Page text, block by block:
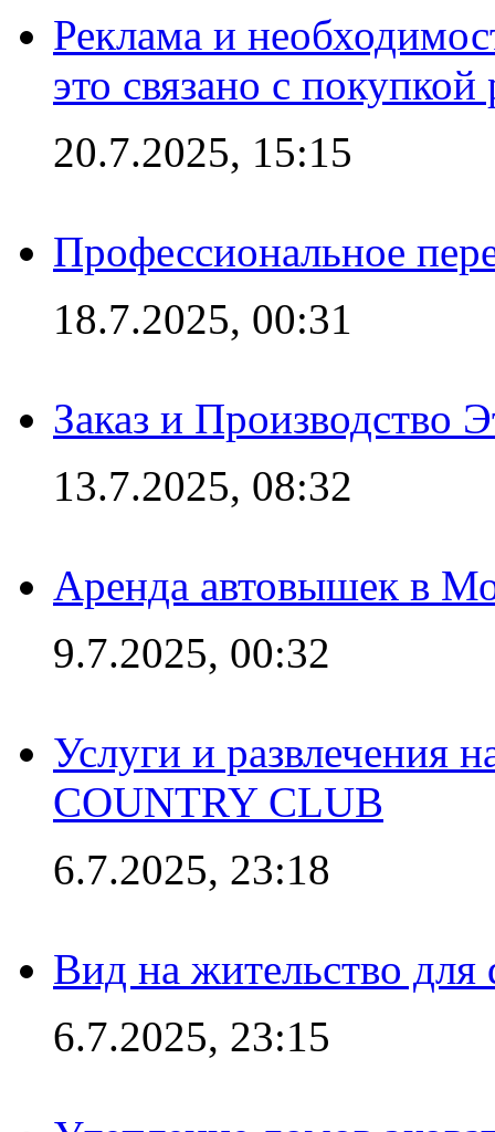
Реклама и
это связано с покупкой
20.7.2025, 15:15
Профессиональное
18.7.2025, 00:31
Заказ и Производство
13.7.2025, 08:32
Аренда автовышек в
9.7.2025, 00:32
Услуги и развлечения
COUNTRY CLUB
6.7.2025, 23:18
Вид на жительство
6.7.2025, 23:15